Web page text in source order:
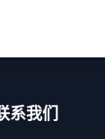
系我们